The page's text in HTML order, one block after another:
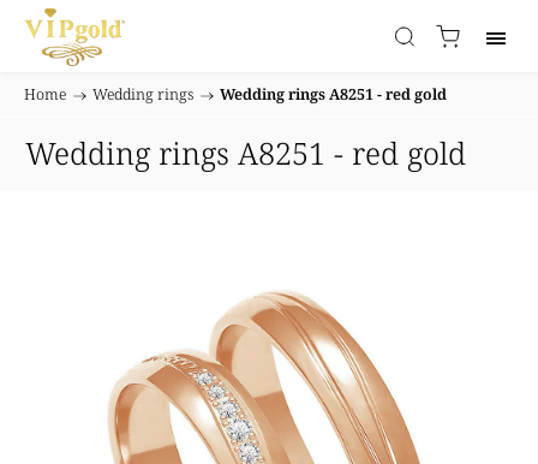
Home / Wedding rings / Wedding rings A8251 - red gold
Wedding rings A8251 - red gold